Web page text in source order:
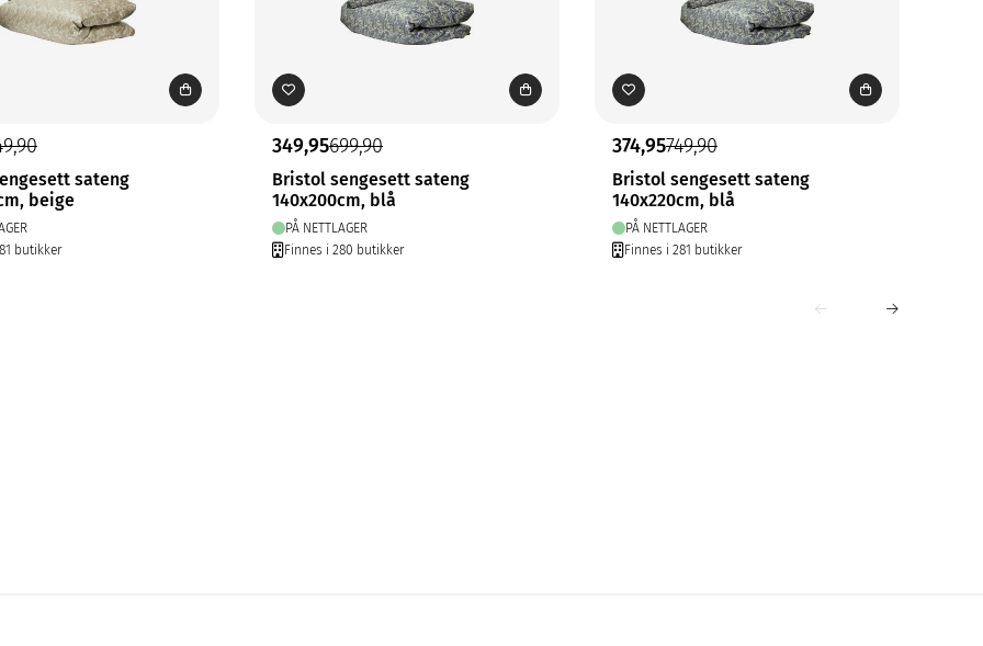
sateng
beige
butikker
349,95699,90
Bristol sengesett sateng
140x200cm, blå
PÅ NETTLAGER
Finnes i 280 butikker
374,95749,90
Bristol sengesett sateng
140x220cm, blå
PÅ NETTLAGER
Finnes i 281 butikker